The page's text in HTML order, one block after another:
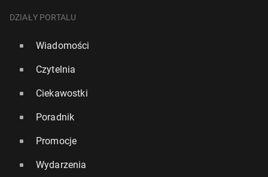
DZIAŁY PORTALU
Wiadomości
Czytelnia
Ciekawostki
Poradnik
Promocje
Wydarzenia